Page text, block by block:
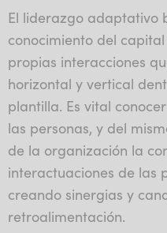
El liderazgo adaptativo
conocimiento del
propias interacciones
horizontal y vertical
plantilla. Es vital
las personas, y del
de la organización la
interactuaciones de las
creando sinergias y
retroalimentación.